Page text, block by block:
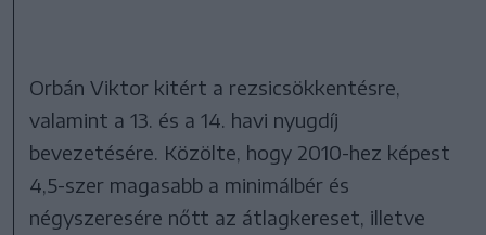
Orbán Viktor kitért a rezsicsökkentésre,
valamint a 13. és a 14. havi nyugdíj
bevezetésére. Közölte, hogy 2010-hez képest
4,5-szer magasabb a minimálbér és
négyszeresére nőtt az átlagkereset, illetve